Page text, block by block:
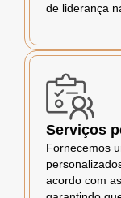
de liderança
Serviços
Fornecemos
acordo com